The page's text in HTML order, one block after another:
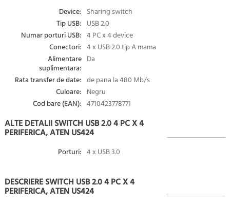
Device: Sharing switch
Tip USB: USB 2.0
Numar porturi USB: 4 PC x 4 device
Conectori: 4 x USB 2.0 tip A mama
Alimentare
suplimentara:
Da
Rata transfer de date: de pana la 480 Mb/s
Culoare: Negru
Cod bare (EAN): 4710423778771
ALTE DETALII SWITCH USB 2.0 4 PC X 4
PERIFERICA, ATEN US424
Porturi: 4 x USB 3.0
DESCRIERE SWITCH USB 2.0 4 PC X 4
PERIFERICA, ATEN US424